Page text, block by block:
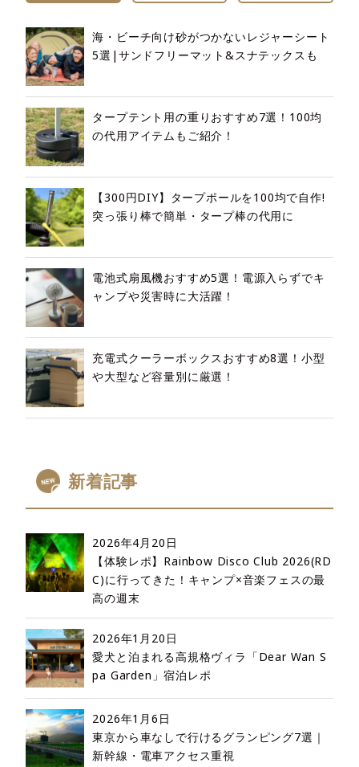
海・ビーチ向け砂がつかないレジャーシート
5選|サンドフリーマット&スナテックスも
タープテント用の重りおすすめ7選！100均
の代用アイテムもご紹介！
【300円DIY】タープポールを100均で自作!
突っ張り棒で簡単・タープ棒の代用に
電池式扇風機おすすめ5選！電源入らずでキ
ャンプや災害時に大活躍！
充電式クーラーボックスおすすめ8選！小型
や大型など容量別に厳選！
新着記事
2026年4月20日
【体験レポ】Rainbow Disco Club 2026(RD
C)に行ってきた！キャンプ×音楽フェスの最
高の週末
2026年1月20日
愛犬と泊まれる高規格ヴィラ「Dear Wan S
pa Garden」宿泊レポ
2026年1月6日
東京から車なしで行けるグランピング7選｜
新幹線・電車アクセス重視